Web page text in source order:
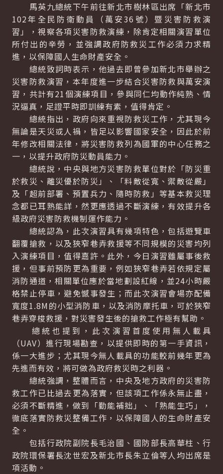
馬英九總統下午前往新北市樹林區出席「新北市
102年全民防衛動員（萬安36號）暨災害防救演
習」，視察各項災害防救演練，除肯定相關演習單位
所付出的辛勞，並強調政府防救災工作必須力求精
進，以保障國人生命財產安全。
總統致詞時表示，他過去即曾參加新北市舉辦之
災害防救演習，本年度進一步結合災害防救與萬安演
習，共計有21個演練項目，參與同仁均動作純熟、情
況逼真，足證平時即訓練有素，值得肯定。
總統指出，政府向來重視防救災工作，尤其現今
無論是天災或人禍，皆足以影響國家安全，因此於前
年修改相關法律，將災害防救列為國軍的中心任務之
一，以提升政府防災動員能力。
總統說，中央與地方災害防救單位對於「防災重
於救災、離災優於防災」、「料敵從寬、禦敵從嚴」
及「超前部署、預置兵力、隨時防救」等基本救災理
念都已耳熟能詳，然更應透過不斷演練，有效提升各
級政府災害防救機制運作能力。
總統認為，此次演習具有幾項特色，包括遊覽車
翻覆搶救，以及狹窄巷弄救援等不同規模的災害均列
入演練項目，值得嘉許。此外，今日演習雖屬事後救
援，但事前預防更為重要，例如狹窄巷弄若依規定屬
消防通道，相關單位應於當地劃設紅線，並24小時嚴
格禁止停車，避免憾事發生；而此次演習會場亦配備
寬度1.8M的小型消防車，以及消防摩托車，可於狹窄
巷弄穿梭救援，對災害發生後的搶救工作極有幫助。
總統也提到，此次演習首度使用無人載具
（UAV）進行現場勘查，以提供即時的第一手資訊，
係一大進步；尤其現今無人載具的功能較前幾年更為
先進而有效，將可做為政府救災時之利器。
總統強調，整體而言，中央及地方政府的災害防
救工作已比過去更為落實，但該項工作係永無止盡，
必須不斷精進，做到「勤能補拙」、「熟能生巧」，
徹底落實防救災整備工作，以保障國人的生命財產安
全。
包括行政院副院長毛治國、國防部長高華柱、行
政院環保署長沈世宏及新北市長朱立倫等人均出席是
項活動。